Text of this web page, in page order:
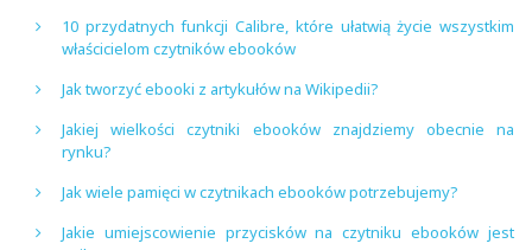
10 przydatnych funkcji Calibre, które ułatwią życie wszystkim
właścicielom czytników ebooków
Jak tworzyć ebooki z artykułów na Wikipedii?
Jakiej wielkości czytniki ebooków znajdziemy obecnie na
rynku?
Jak wiele pamięci w czytnikach ebooków potrzebujemy?
Jakie umiejscowienie przycisków na czytniku ebooków jest